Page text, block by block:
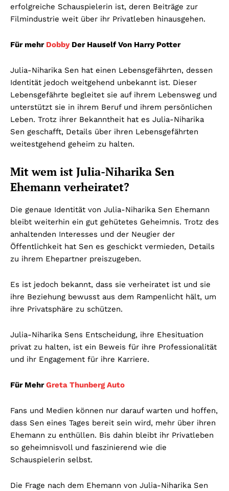
erfolgreiche Schauspielerin ist, deren Beiträge zur
Filmindustrie weit über ihr Privatleben hinausgehen.
Für mehr DobbyDer Hauself Von Harry Potter
Julia-Niharika Sen hat einen Lebensgefährten, dessen
Identität jedoch weitgehend unbekannt ist. Dieser
Lebensgefährte begleitet sie auf ihrem Lebensweg und
unterstützt sie in ihrem Beruf und ihrem persönlichen
Leben. Trotz ihrer Bekanntheit hat es Julia-Niharika
Sen geschafft, Details über ihren Lebensgefährten
weitestgehend geheim zu halten.
Mit wem ist Julia-Niharika Sen
Ehemann verheiratet?
Die genaue Identität von Julia-Niharika Sen Ehemann
bleibt weiterhin ein gut gehütetes Geheimnis. Trotz des
anhaltenden Interesses und der Neugier der
Öffentlichkeit hat Sen es geschickt vermieden, Details
zu ihrem Ehepartner preiszugeben.
Es ist jedoch bekannt, dass sie verheiratet ist und sie
ihre Beziehung bewusst aus dem Rampenlicht hält, um
ihre Privatsphäre zu schützen.
Julia-Niharika Sens Entscheidung, ihre Ehesituation
privat zu halten, ist ein Beweis für ihre Professionalität
und ihr Engagement für ihre Karriere.
Für MehrGreta Thunberg Auto
Fans und Medien können nur darauf warten und hoffen,
dass Sen eines Tages bereit sein wird, mehr über ihren
Ehemann zu enthüllen. Bis dahin bleibt ihr Privatleben
so geheimnisvoll und faszinierend wie die
Schauspielerin selbst.
Die Frage nach dem Ehemann von Julia-Niharika Sen